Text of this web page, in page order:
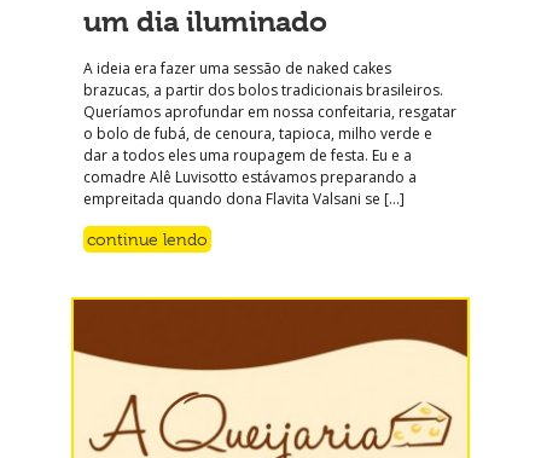
um dia iluminado
A ideia era fazer uma sessão de naked cakes
brazucas, a partir dos bolos tradicionais brasileiros.
Queríamos aprofundar em nossa confeitaria, resgatar
o bolo de fubá, de cenoura, tapioca, milho verde e
dar a todos eles uma roupagem de festa. Eu e a
comadre Alê Luvisotto estávamos preparando a
empreitada quando dona Flavita Valsani se […]
continue lendo